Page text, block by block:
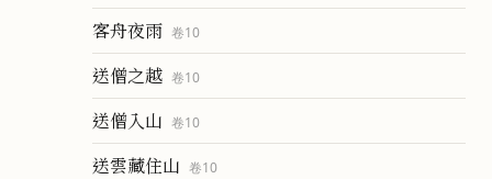
客舟夜雨 卷10
送僧之越 卷10
送僧入山 卷10
送雲藏住山 卷10